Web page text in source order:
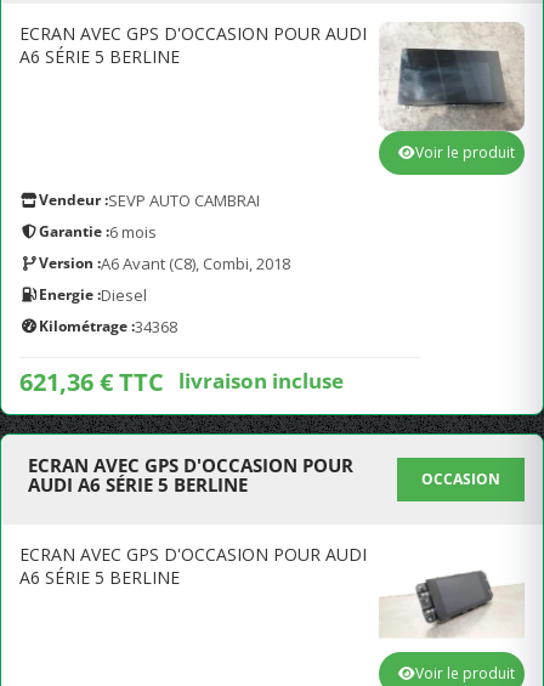
ECRAN AVEC GPS D'OCCASION POUR AUDI
A6 SÉRIE 5 BERLINE
Vendeur :SEVP AUTO CAMBRAI
Garantie :6 mois
Version :A6 Avant (C8), Combi, 2018
Energie :Diesel
Kilométrage :34368
621,36 € TTC livraison incluse
Voir le produit
ECRAN AVEC GPS D'OCCASION POUR
AUDI A6 SÉRIE 5 BERLINE
OCCASION
ECRAN AVEC GPS D'OCCASION POUR AUDI
A6 SÉRIE 5 BERLINE
Voir le produit